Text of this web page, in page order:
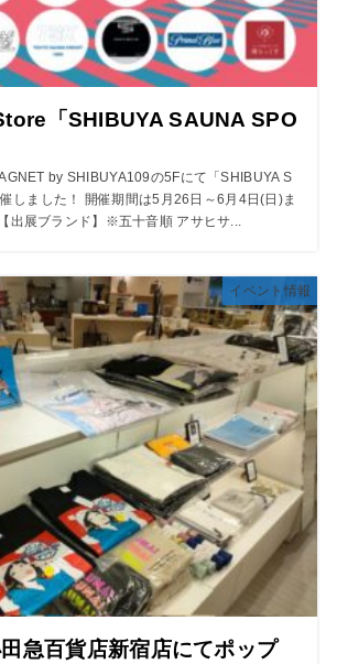
「SHIBUYA SAUNA SPO
by SHIBUYA109の5Fにて「SHIBUYA S
しました！ 開催期間は5月26日～6月4日(日)ま
出展ブランド】※五十音順 アサヒサ...
イベント情報
急百貨店新宿店にてポップ